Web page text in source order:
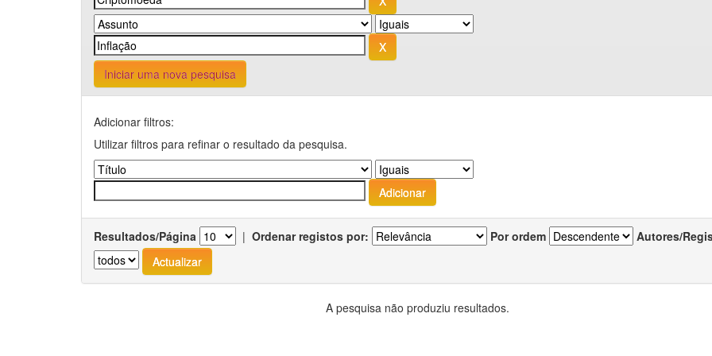
Iniciar uma nova pesquisa
Adicionar filtros:
Utilizar filtros para refinar o resultado da pesquisa.
Resultados/Página | Ordenar registos por: Por ordem Autores/
A pesquisa não produziu resultados.